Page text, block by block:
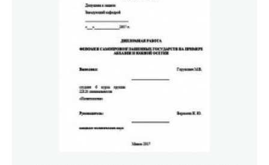
отсутствует электричество и водоснабжение, не хватает
продуктов питания, афганская земля хранит в себе
смертоносное наследие войны – противопехотные
мины. Именно мины являются причиной гибели и
инвалидизации многих афганских детей.
Правительство не в состоянии позаботится о детях,
поэтому в стране растет беспризорность, многие дети
становятся наркоманами, процветает социальная
запущенность. Необходимо активное содействие
международных гуманитарных организаций,
благотворительных фондов для того, чтобы улучшить